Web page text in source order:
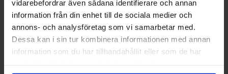
vidarebefordrar även sådana identifierare och annan
information från din enhet till de sociala medier och
annons- och analysföretag som vi samarbetar med.
Dessa kan i sin tur kombinera informationen med annan
information som du har tillhandahållit eller som de har
Gundam & anime-modeller
: Bygg dina favoritkaraktärer
med hög detaljrikedom.
Warhammer & miniatyrbyggsatser: För dig som älskar
strategi, målning och figurspel.
Fordon & historiska modeller: Stridsvagnar, flygplan,